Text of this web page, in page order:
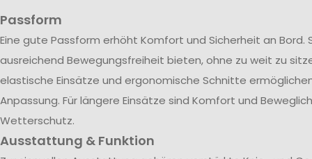
Passform
Eine gute Passform erhöht Komfort und Sicherheit an Bord.
ausreichend Bewegungsfreiheit bieten, ohne zu weit zu
elastische Einsätze und ergonomische Schnitte
Anpassung. Für längere Einsätze sind Komfort und
Wetterschutz.
Ausstattung & Funktion